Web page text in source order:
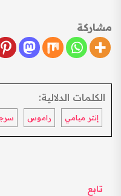
مشاركة
الكلمات الدلالية:
إنتر ميامي راموس
تابع